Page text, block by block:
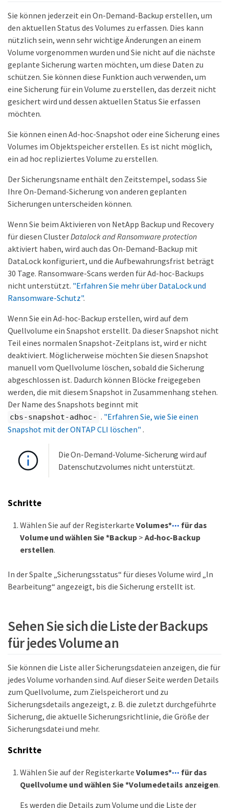
Sie können jederzeit ein On-Demand-Backup erstellen, um
den aktuellen Status des Volumes zu erfassen. Dies kann
nützlich sein, wenn sehr wichtige Änderungen an einem
Volume vorgenommen wurden und Sie nicht auf die nächste
geplante Sicherung warten möchten, um diese Daten zu
schützen. Sie können diese Funktion auch verwenden, um
eine Sicherung für ein Volume zu erstellen, das derzeit nicht
gesichert wird und dessen aktuellen Status Sie erfassen
möchten.
Sie können einen Ad-hoc-Snapshot oder eine Sicherung eines
Volumes im Objektspeicher erstellen. Es ist nicht möglich,
ein ad hoc repliziertes Volume zu erstellen.
Der Sicherungsname enthält den Zeitstempel, sodass Sie
Ihre On-Demand-Sicherung von anderen geplanten
Sicherungen unterscheiden können.
Wenn Sie beim Aktivieren von NetApp Backup und Recovery
für diesen ClusterDatalock and Ransomware protection
aktiviert haben, wird auch das On-Demand-Backup mit
DataLock konfiguriert, und die Aufbewahrungsfrist beträgt
30 Tage. Ransomware-Scans werden für Ad-hoc-Backups
nicht unterstützt. "Erfahren Sie mehr über DataLock und
Ransomware-Schutz".
Wenn Sie ein Ad-hoc-Backup erstellen, wird auf dem
Quellvolume ein Snapshot erstellt. Da dieser Snapshot nicht
Teil eines normalen Snapshot-Zeitplans ist, wird er nicht
deaktiviert. Möglicherweise möchten Sie diesen Snapshot
manuell vom Quellvolume löschen, sobald die Sicherung
abgeschlossen ist. Dadurch können Blöcke freigegeben
werden, die mit diesem Snapshot in Zusammenhang stehen.
Der Name des Snapshots beginnt mit
cbs-snapshot-adhoc- . "Erfahren Sie, wie Sie einen
Snapshot mit der ONTAP CLI löschen" .
Die On-Demand-Volume-Sicherung wird auf
Datenschutzvolumes nicht unterstützt.
Schritte
Wählen Sie auf der Registerkarte Volumes*
für das
Volume und wählen Sie *Backup> Ad-hoc-Backup
erstellen.
In der Spalte „Sicherungsstatus“ für dieses Volume wird „In
Bearbeitung“ angezeigt, bis die Sicherung erstellt ist.
Sehen Sie sich die Liste der Backups
für jedes Volume an
Sie können die Liste aller Sicherungsdateien anzeigen, die für
jedes Volume vorhanden sind. Auf dieser Seite werden Details
zum Quellvolume, zum Zielspeicherort und zu
Sicherungsdetails angezeigt, z. B. die zuletzt durchgeführte
Sicherung, die aktuelle Sicherungsrichtlinie, die Größe der
Sicherungsdatei und mehr.
Schritte
Wählen Sie auf der Registerkarte Volumes*
für das
Quellvolume und wählen Sie *Volumedetails anzeigen.
Es werden die Details zum Volume und die Liste der